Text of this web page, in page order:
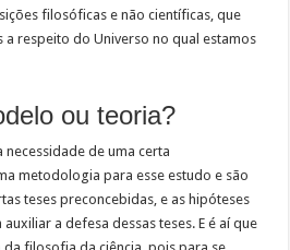
filosóficas e não científicas, que
a respeito do Universo no qual estamos
ou teoria?
de uma certa
metodologia para esse estudo e são
teses preconcebidas, e as hipóteses
a defesa dessas teses. E é aí que